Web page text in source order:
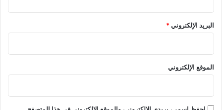
البريد الإلكتروني*
الموقع الإلكتروني